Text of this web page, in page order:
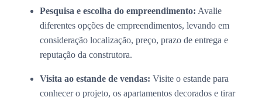
Pesquisa e escolha do empreendimento: Avalie
diferentes opções de empreendimentos, levando em
consideração localização, preço, prazo de entrega e
reputação da construtora.
Visita ao estande de vendas: Visite o estande para
conhecer o projeto, os apartamentos decorados e tirar